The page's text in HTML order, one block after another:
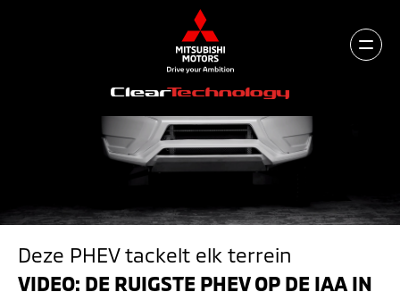
Deze PHEV tackelt elk terrein
VIDEO: DE RUIGSTE PHEV OP DE IAA IN